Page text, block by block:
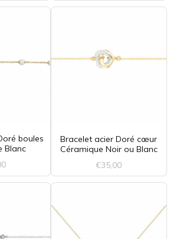
Ce
a
plusieurs
options
peuvent
être
boules
Blanc
Bracelet acier Doré cœur
Céramique Noir ou Blanc
€35,00
Ce